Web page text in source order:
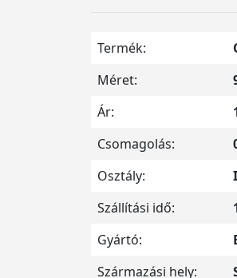
Termék:
Méret:
Ár:
Csomagolás:
Osztály:
Szállítási idő:
Gyártó:
Származási hely: